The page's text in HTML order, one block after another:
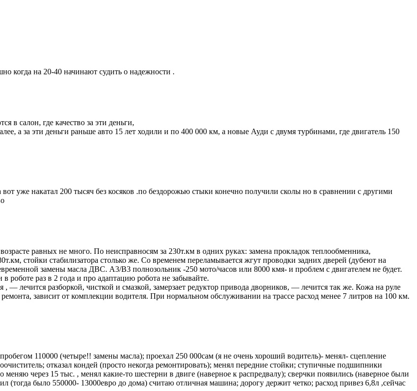
когда на 20-40 начинают судить о надежности .
в салон, где качество за эти деньги,
а за эти деньги раньше авто 15 лет ходили и по 400 000 км, а новые Ауди с двумя турбинами, где двигатель 150
вот уже накатал 200 тысяч без косяков .по бездорожью стыки конечно получили сколы но в сравнении с другими
равных не много. По неисправносям за 230т.км в одних руках: замена прокладок теплообменника,
стойки стабилизатора столько же. Со временем переламывается жгут проводки задних дверей (дубеют на
замены масла ДВС. А3/В3 полнозольник -250 мото/часов или 8000 кмя- и проблем с двигателем не будет.
роботе раз в 2 года и про адаптацию робота не забывайте.
, — лечится разборкой, чисткой и смазкой, замерзает редуктор привода дворников, — лечится так же. Кожа на руле
зависит от комплекции водителя. При нормальном обслуживании на трассе расход менее 7 литров на 100 км.
110000 (четыре!! замены масла); проехал 250 000сам (я не очень хороший водитель)- менял- сцепление
отказал кондей (просто некогда ремонтировать); менял передние стойки; ступичные подшипники
через 15 тыс. , менял какие-то шестерни в двиге (наверное к распредвалу); сверчки появились (наверное были
было 550000- 13000евро до дома) считаю отличная машина; дорогу держит четко; расход привез 6,8л ,сейчас